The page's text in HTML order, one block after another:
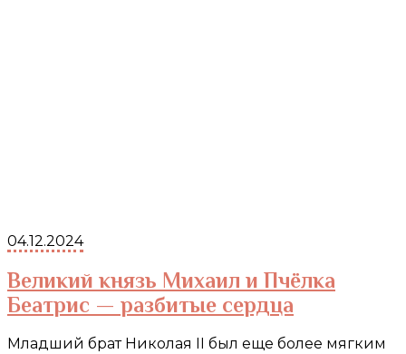
04.12.2024
Великий князь Михаил и Пчёлка
Беатрис — разбитые сердца
Младший брат Николая II был еще более мягким